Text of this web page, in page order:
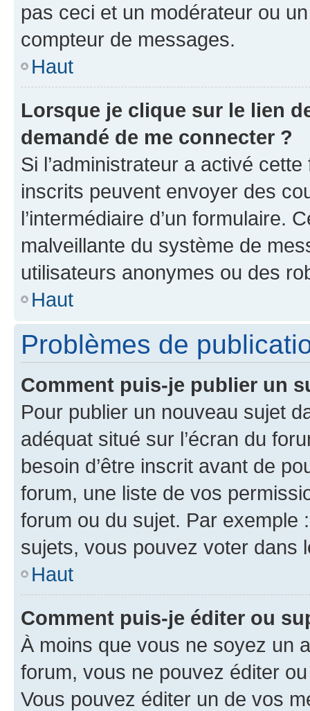
pas ceci et un modérateur ou
compteur de messages.
Haut
Lorsque je clique sur le lien
demandé de me connecter ?
Si l’administrateur a activé
inscrits peuvent envoyer des
l’intermédiaire d’un formulaire.
malveillante du système de
utilisateurs anonymes ou des
Haut
Problèmes de
Comment puis-je publier un
Pour publier un nouveau sujet
adéquat situé sur l’écran du
besoin d’être inscrit avant de
forum, une liste de vos
forum ou du sujet. Par exemple
sujets, vous pouvez voter dans
Haut
Comment puis-je éditer ou
À moins que vous ne soyez un
forum, vous ne pouvez éditer
Vous pouvez éditer un de vos